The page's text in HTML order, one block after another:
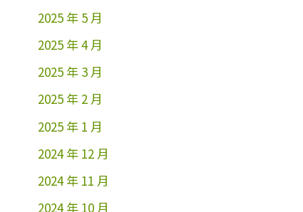
2025 年 5 月
2025 年 4 月
2025 年 3 月
2025 年 2 月
2025 年 1 月
2024 年 12 月
2024 年 11 月
2024 年 10 月